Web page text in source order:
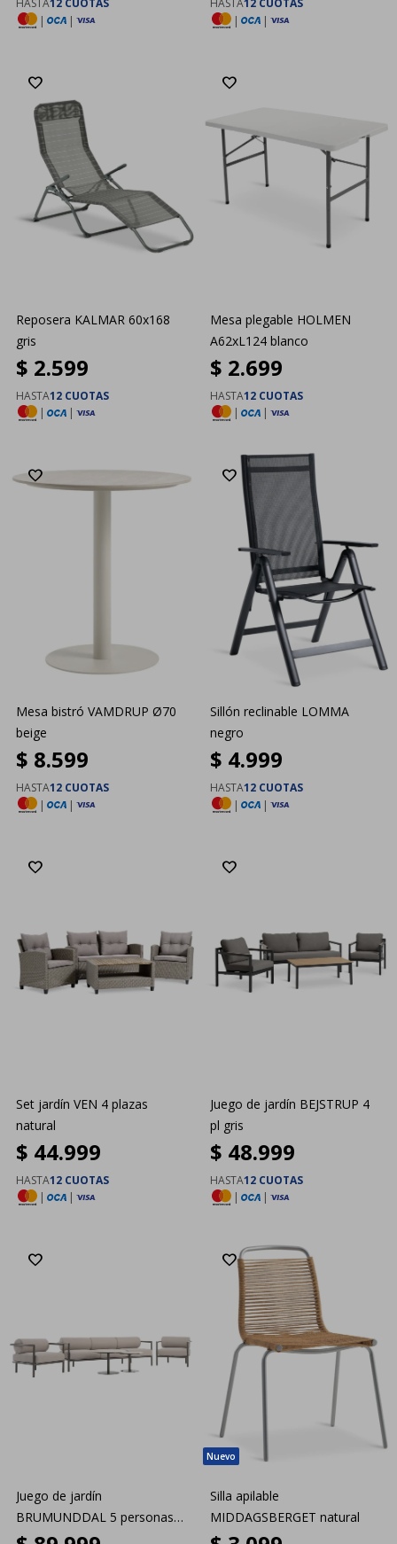
HASTA12 CUOTAS
|
|
HASTA12 CUOTAS
|
|
Reposera KALMAR 60x168
gris
$ 2.599
HASTA12 CUOTAS
|
|
Mesa plegable HOLMEN
A62xL124 blanco
$ 2.699
HASTA12 CUOTAS
|
|
Mesa bistró VAMDRUP Ø70
beige
$ 8.599
HASTA12 CUOTAS
|
|
Sillón reclinable LOMMA
negro
$ 4.999
HASTA12 CUOTAS
|
|
Set jardín VEN 4 plazas
natural
$ 44.999
HASTA12 CUOTAS
|
|
Juego de jardín BEJSTRUP 4
pl gris
$ 48.999
HASTA12 CUOTAS
|
|
Juego de jardín
BRUMUNDDAL 5 personas
marrón
Silla apilable
MIDDAGSBERGET natural